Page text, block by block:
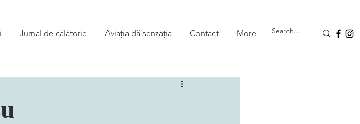
Jurnal de călătorie Aviația dă senzația Contact More